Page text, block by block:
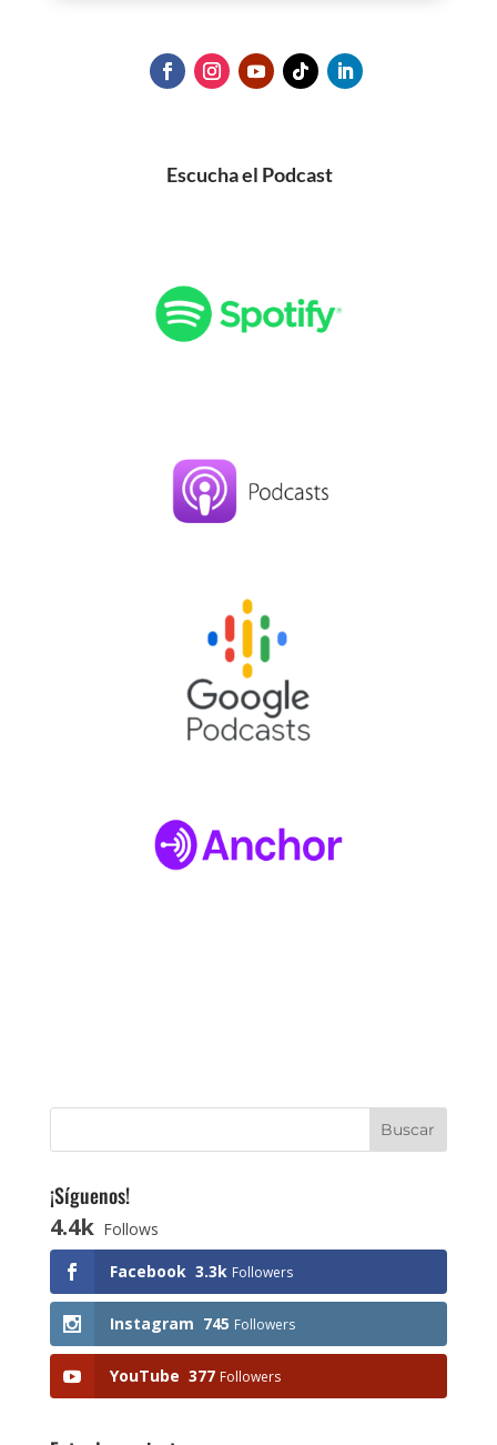
Escucha el Podcast
¡Síguenos!
4.4k Follows
Facebook 3.3k Followers
Instagram 745 Followers
YouTube 377 Followers